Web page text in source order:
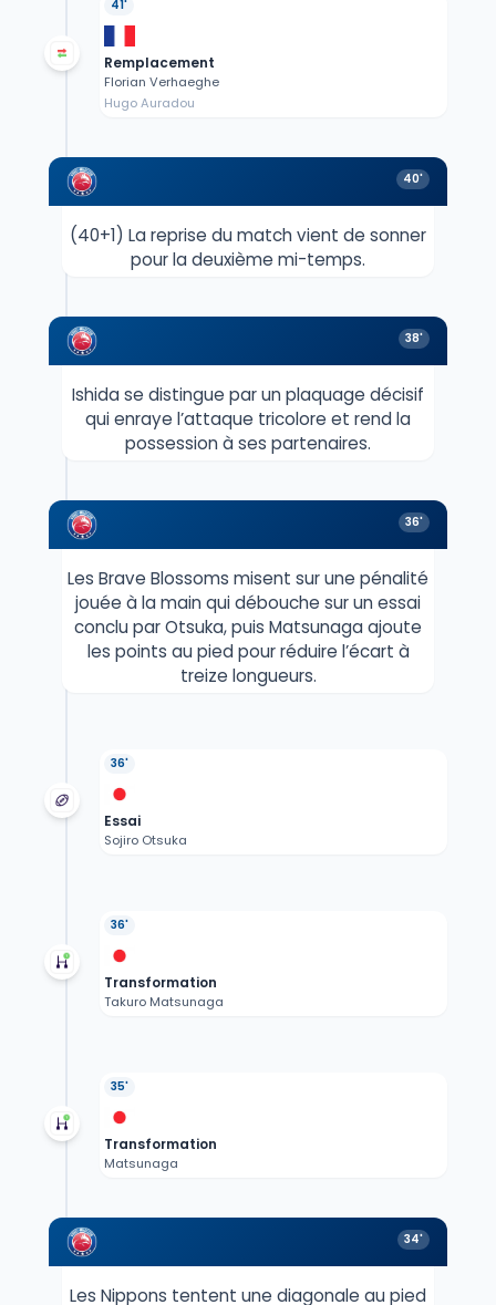
41'
Remplacement
Florian Verhaeghe
Hugo Auradou
40'
(40+1) La reprise du match vient de sonner
pour la deuxième mi-temps.
38'
Ishida se distingue par un plaquage décisif
qui enraye l’attaque tricolore et rend la
possession à ses partenaires.
36'
Les Brave Blossoms misent sur une pénalité
jouée à la main qui débouche sur un essai
conclu par Otsuka, puis Matsunaga ajoute
les points au pied pour réduire l’écart à
treize longueurs.
36'
Essai
Sojiro Otsuka
36'
Transformation
Takuro Matsunaga
35'
Transformation
Matsunaga
34'
Les Nippons tentent une diagonale au pied